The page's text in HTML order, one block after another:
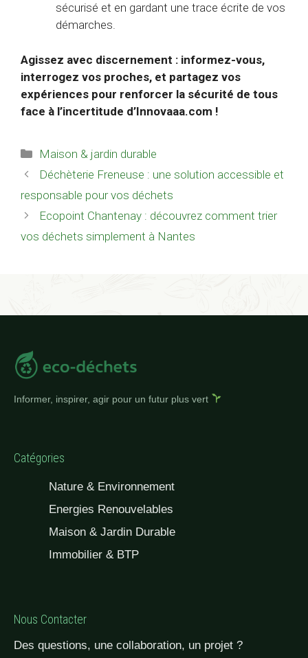
sécurisé et en gardant une trace écrite de vos
démarches.
Agissez avec discernement : informez-vous,
interrogez vos proches, et partagez vos
expériences pour renforcer la sécurité de tous
face à l’incertitude d’Innovaaa.com !
Catégories
Maison & jardin durable
Déchèterie Freneuse : une solution accessible et
responsable pour vos déchets
Ecopoint Chantenay : découvrez comment trier
vos déchets simplement à Nantes
Informer, inspirer, agir pour un futur plus vert
Catégories
Nature & Environnement
Energies Renouvelables
Maison & Jardin Durable
Immobilier & BTP
Nous Contacter
Des questions, une collaboration, un projet ?